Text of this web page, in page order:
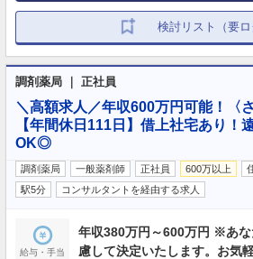
検討リスト（要ロ
調剤薬局 ｜ 正社員
＼高額求人／年収600万円可能！〈
【年間休日111日】借上社宅あり！
OK◎
調剤薬局 一般薬剤師 正社員 600万以上
駅5分
コンサルタントを経由する求人
給与・手当
年収380万円～600万円 ※あ
慮して決定いたします。お気